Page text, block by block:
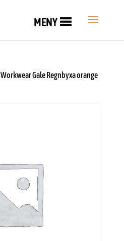
MENY
Gale Regnbyxa orange